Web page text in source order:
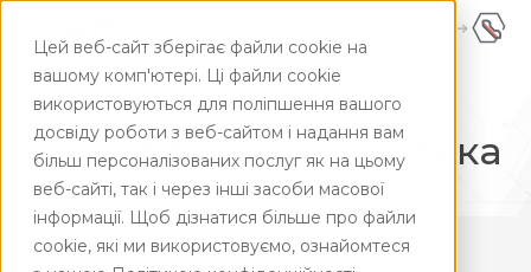
Цей веб-сайт зберігає файли cookie на
вашому комп'ютері. Ці файли cookie
використовуються для поліпшення вашого
досвіду роботи з веб-сайтом і надання вам
більш персоналізованих послуг як на цьому
веб-сайті, так і через інші засоби масової
інформації. Щоб дізнатися більше про файли
cookie, які ми використовуємо, ознайомтеся
UA
ENG
Головна / Аналітика / Інвестиційна аналітика
Інвестиційна аналітика